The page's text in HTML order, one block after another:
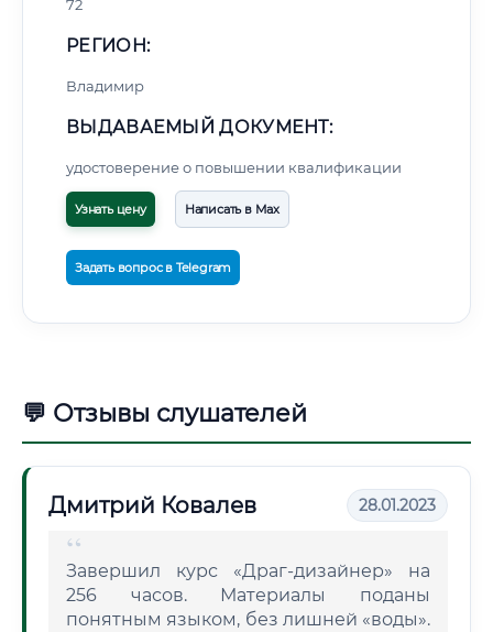
72
РЕГИОН:
Владимир
ВЫДАВАЕМЫЙ ДОКУМЕНТ:
удостоверение о повышении квалификации
Узнать цену Написать в Max
Задать вопрос в Telegram
💬 Отзывы слушателей
Дмитрий Ковалев 28.01.2023
Завершил курс «Драг-дизайнер» на
256 часов. Материалы поданы
понятным языком, без лишней «воды».